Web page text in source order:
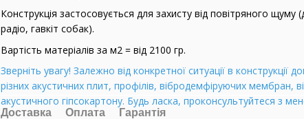
Конструкція застосовується для захисту від повітряного
радіо, гавкіт собак).
Вартість матеріалів за м2 = від 2100 гр.
Зверніть увагу! Залежно від конкретної ситуації в конструкції
різних акустичних плит, профілів, вібродемфіруючих мембран,
акустичного гіпсокартону. Будь ласка, проконсультуйтеся з
Доставка Оплата Гарантія